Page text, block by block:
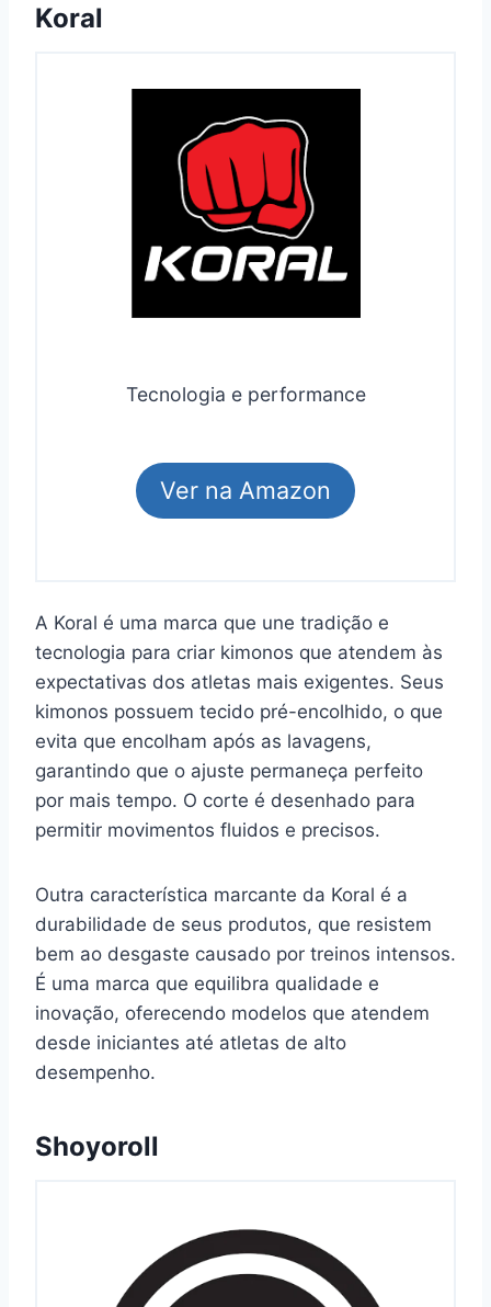
Koral
Tecnologia e performance
Ver na Amazon
A Koral é uma marca que une tradição e
tecnologia para criar kimonos que atendem às
expectativas dos atletas mais exigentes. Seus
kimonos possuem tecido pré-encolhido, o que
evita que encolham após as lavagens,
garantindo que o ajuste permaneça perfeito
por mais tempo. O corte é desenhado para
permitir movimentos fluidos e precisos.
Outra característica marcante da Koral é a
durabilidade de seus produtos, que resistem
bem ao desgaste causado por treinos intensos.
É uma marca que equilibra qualidade e
inovação, oferecendo modelos que atendem
desde iniciantes até atletas de alto
desempenho.
Shoyoroll